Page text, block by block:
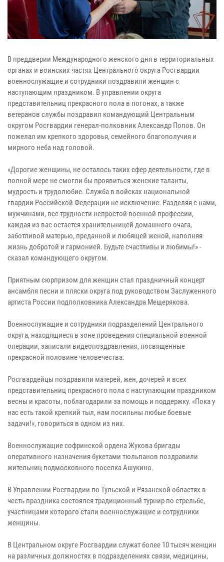
В преддверии Международного женского дня в территориальных
органах и воинских частях Центрального округа Росгвардии
военнослужащие и сотрудники поздравили женщин с
наступающим праздником. В управлении округа
представительниц прекрасного пола в погонах, а также
ветеранов службы поздравил командующий Центральным
округом Росгвардии генерал-полковник Александр Попов. Он
пожелал им крепкого здоровья, семейного благополучия и
мирного неба над головой.
«Дорогие женщины, не осталось таких сфер деятельности, где в
полной мере не смогли бы проявиться женские таланты,
мудрость и трудолюбие. Служба в войсках национальной
гвардии Российской Федерации не исключение. Разделяя с нами,
мужчинами, все трудности непростой военной профессии,
каждая из вас остается хранительницей домашнего очага,
заботливой матерью, преданной и любящей женой, наполняя
жизнь добротой и гармонией. Будьте счастливы и любимы!» -
сказал командующего округом.
Приятным сюрпризом для женщин стал праздничный концерт
ансамбля песни и пляски округа под руководством Заслуженного
артиста России подполковника Александра Мещерякова.
Военнослужащие и сотрудники подразделений Центрального
округа, находящиеся в зоне проведения специальной военной
операции, записали видеопоздравления, посвященные
прекрасной половине человечества.
Росгвардейцы поздравили матерей, жен, дочерей и всех
представительниц прекрасного пола с наступающим праздником
весны и красоты, поблагодарили за помощь и поддержку. «Пока у
нас есть такой крепкий тыл, нам посильны любые боевые
задачи!», говориться в одном из них.
Военнослужащие софринской ордена Жукова бригады
оперативного назначения букетами тюльпанов поздравили
жительниц подмосковного поселка Ашукино.
В Управлении Росгвардии по Тульской и Рязанской областях в
честь праздника состоялся традиционный турнир по стрельбе,
участницами которого стали военнослужащие и сотрудники
женщины.
В Центральном округе Росгвардии служат более 10 тысяч женщин
на различных должностях в подразделениях связи, медицины,